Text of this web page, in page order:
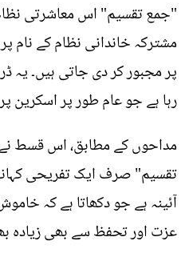
"جمع تقسیم" اس معاشرتی
مشترکہ خاندانی نظام کے نام پر
پر مجبور کر دی جاتی ہیں۔ یہ
رہا ہے جو عام طور پر اسکرین
مداحوں کے مطابق، اس قسط
تقسیم" صرف ایک تفریحی
آئینہ ہے جو دکھاتا ہے کہ
عزت اور تحفظ سے بھی زیادہ